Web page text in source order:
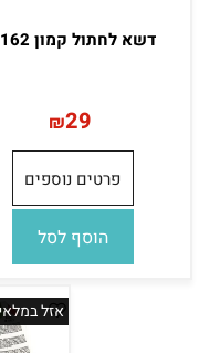
דשא לחתול קמון B162
₪29
פרטים נוספים
הוסף לסל
אזל במלאי